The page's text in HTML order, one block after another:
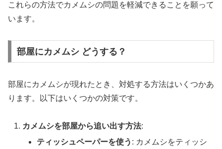
これらの方法でカメムシの問題を軽減できることを願って
います。
部屋にカメムシ どうする？
部屋にカメムシが現れたとき、対処する方法はいくつかあ
ります。以下はいくつかの対策です。
カメムシを部屋から追い出す方法:
ティッシュペーパーを使う : カメムシをティッシ